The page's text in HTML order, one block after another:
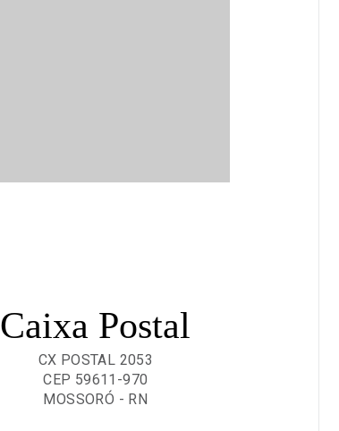
Caixa Postal
CX POSTAL 2053
CEP 59611-970
MOSSORÓ - RN